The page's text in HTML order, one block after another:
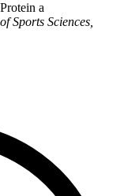
a
Sports Sciences,